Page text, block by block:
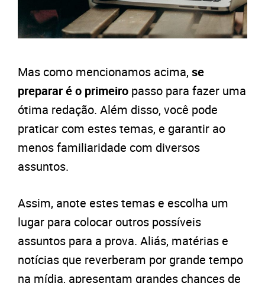
Mas como mencionamos acima, se
preparar é o primeiro passo para fazer uma
ótima redação. Além disso, você pode
praticar com estes temas, e garantir ao
menos familiaridade com diversos
assuntos.
Assim, anote estes temas e escolha um
lugar para colocar outros possíveis
assuntos para a prova. Aliás, matérias e
notícias que reverberam por grande tempo
na mídia, apresentam grandes chances de